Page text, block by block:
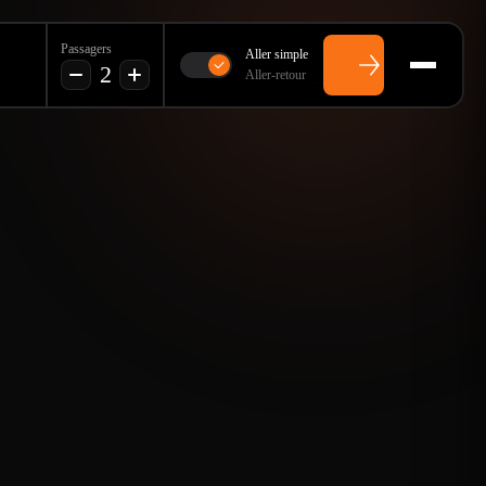
Passagers
2
Aller simple
Aller-retour